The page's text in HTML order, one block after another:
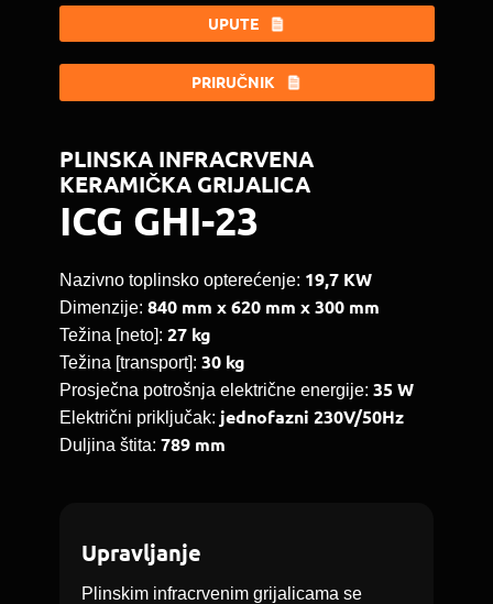
UPUTE
PRIRUČNIK
PLINSKA INFRACRVENA
KERAMIČKA GRIJALICA
ICG GHI-23
Nazivno toplinsko opterećenje: 19,7 KW
Dimenzije: 840 mm x 620 mm x 300 mm
Težina [neto]: 27 kg
Težina [transport]: 30 kg
Prosječna potrošnja električne energije: 35 W
Električni priključak: jednofazni 230V/50Hz
Duljina štita: 789 mm
Upravljanje
Plinskim infracrvenim grijalicama se